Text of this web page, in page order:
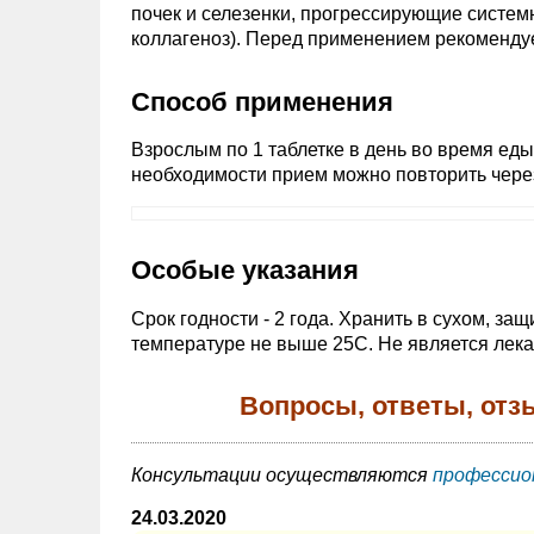
почек и селезенки, прогрессирующие
коллагеноз). Перед применением
Способ применения
Взрослым по 1 таблетке в день во время
необходимости прием можно повторить
Особые указания
Срок годности - 2 года. Хранить в сухом,
температуре не выше 25С. Не является
Вопросы, ответы,
Консультации осуществляются
24.03.2020